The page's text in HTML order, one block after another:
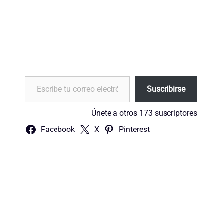
Escribe tu correo electrónico…
Suscribirse
Únete a otros 173 suscriptores
Facebook X Pinterest